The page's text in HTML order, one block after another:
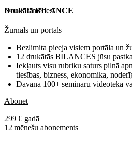
No 28 € mēnesī
Drukātā BILANCE
Žurnāls un portāls
Bezlimita pieeja visiem portāla un
12 drukātās BILANCES jūsu
Iekļauts visu rubriku saturs pilnā
tiesības, bizness, ekonomika,
Dāvanā 100+ semināru videotēka
Abonēt
299 € gadā
12 mēnešu abonements